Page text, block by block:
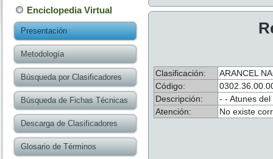
Enciclopedia Virtual
Presentación
Metodología
Búsqueda por Clasificadores
Búsqueda de Fichas Técnicas
Descarga de Clasificadores
Glosario de Términos
Clasificación:
ARANCEL
Código:
Descripción:
- - Atunes
Atención:
No existe